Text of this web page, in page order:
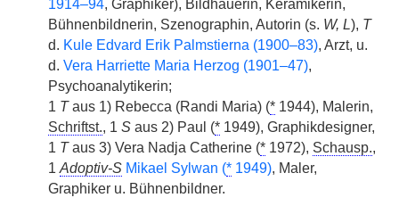
1914–94, Graphiker), Bildhauerin, Keramikerin,
Bühnenbildnerin, Szenographin, Autorin (s. W, L), T
d. Kule Edvard Erik Palmstierna (1900–83), Arzt, u.
d. Vera Harriette Maria Herzog (1901–47),
Psychoanalytikerin;
1 Taus 1) Rebecca (Randi Maria) (* 1944), Malerin,
Schriftst., 1 S aus 2) Paul (* 1949), Graphikdesigner,
1 Taus 3) Vera Nadja Catherine (* 1972), Schausp.,
1 Adoptiv-S Mikael Sylwan (* 1949), Maler,
Graphiker u. Bühnenbildner.